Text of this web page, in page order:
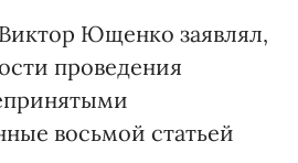
Ющенко заявлял,
проведения
восьмой статьей